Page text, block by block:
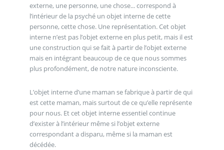
externe, une personne, une chose... correspond à
l’intérieur de la psyché un objet interne de cette
personne, cette chose. Une représentation. Cet objet
interne n’est pas l’objet externe en plus petit, mais il est
une construction qui se fait à partir de l’objet externe
mais en intégrant beaucoup de ce que nous sommes
plus profondément, de notre nature inconsciente.
L’objet interne d’une maman se fabrique à partir de qui
est cette maman, mais surtout de ce qu’elle représente
pour nous. Et cet objet interne essentiel continue
d’exister à l’intérieur même si l’objet externe
correspondant a disparu, même si la maman est
décédée.